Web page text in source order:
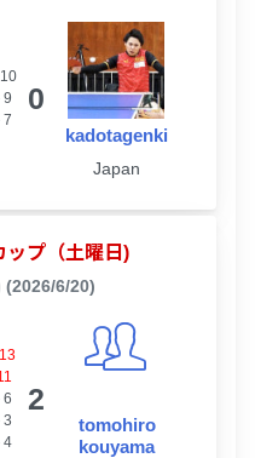
10
9
7
0
kadotagenki
Japan
ップ（土曜日)
(2026/6/20)
13
6
3
4
2
tomohiro
kouyama